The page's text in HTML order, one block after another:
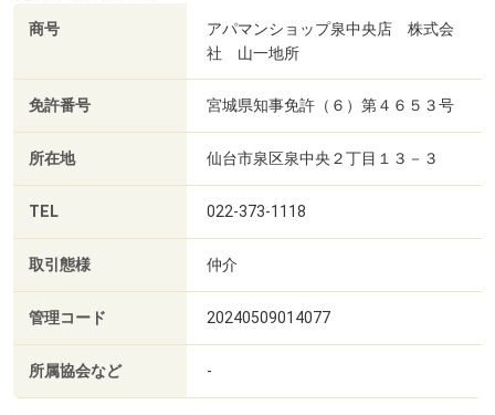
商号
アパマンショップ泉中央店 株式会
社 山一地所
免許番号 宮城県知事免許（６）第４６５３号
所在地 仙台市泉区泉中央２丁目１３－３
TEL 022-373-1118
取引態様 仲介
管理コード 20240509014077
所属協会など -